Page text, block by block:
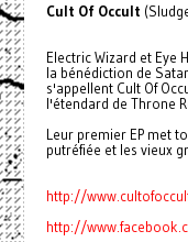
Cult Of Occult
Electric Wizard et Eye
la bénédiction de
s'appellent Cult Of
l'étendard de Throne
Leur premier EP met
putréfiée et les vieux
http://
http://